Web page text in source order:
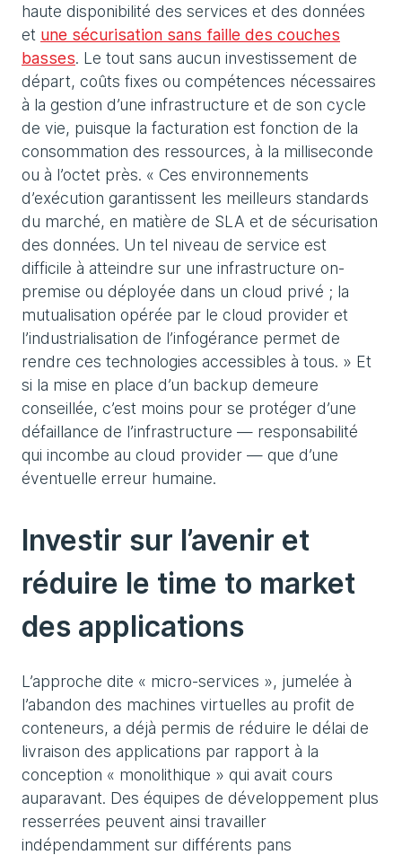
haute disponibilité des services et des données
et une sécurisation sans faille des couches
basses. Le tout sans aucun investissement de
départ, coûts fixes ou compétences nécessaires
à la gestion d’une infrastructure et de son cycle
de vie, puisque la facturation est fonction de la
consommation des ressources, à la milliseconde
ou à l’octet près. « Ces environnements
d’exécution garantissent les meilleurs standards
du marché, en matière de SLA et de sécurisation
des données. Un tel niveau de service est
difficile à atteindre sur une infrastructure on-
premise ou déployée dans un cloud privé ; la
mutualisation opérée par le cloud provider et
l’industrialisation de l’infogérance permet de
rendre ces technologies accessibles à tous. » Et
si la mise en place d’un backup demeure
conseillée, c’est moins pour se protéger d’une
défaillance de l’infrastructure — responsabilité
qui incombe au cloud provider — que d’une
éventuelle erreur humaine.
Investir sur l’avenir et
réduire le time to market
des applications
L’approche dite « micro-services », jumelée à
l’abandon des machines virtuelles au profit de
conteneurs, a déjà permis de réduire le délai de
livraison des applications par rapport à la
conception « monolithique » qui avait cours
auparavant. Des équipes de développement plus
resserrées peuvent ainsi travailler
indépendamment sur différents pans